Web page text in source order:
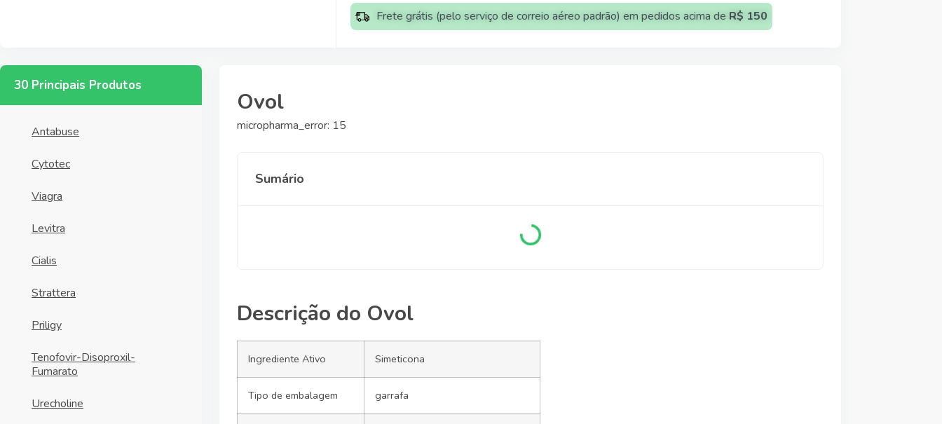
Frete grátis (pelo serviço de correio aéreo padrão) em pedidos acima de R$ 150
30 Principais Produtos
Antabuse
Cytotec
Viagra
Levitra
Cialis
Strattera
Priligy
Tenofovir-Disoproxil-
Fumarato
Urecholine
Ovol
micropharma_error: 15
Sumário
Descrição do Ovol
Ingrediente Ativo Simeticona
Tipo de embalagem garrafa